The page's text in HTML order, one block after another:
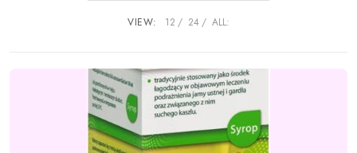
VIEW: 12 24 ALL: